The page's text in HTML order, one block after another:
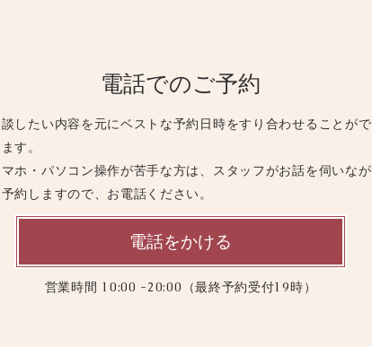
電話でのご予約
したい内容を元にベストな予約日時をすり合わせることがで
す。
ホ・パソコン操作が苦手な方は、スタッフがお話を伺いなが
予約しますので、お電話ください。
電話をかける
営業時間 10:00 -20:00（最終予約受付19時）